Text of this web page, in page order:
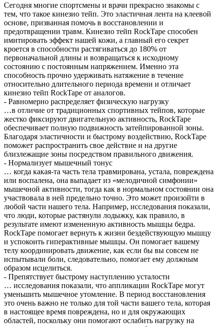
Сегодня многие спортсмены и врачи прекрасно знакомы с
тем, что такое кинезио тейп. Это эластичная лента на клеевой
основе, призванная помочь в восстановлении и
предотвращении травм. Кинезио тейп RockTape способен
имитировать эффект нашей кожи, а главный его секрет
кроется в способности растягиваться до 180% от
первоначальной длины и возвращаться к исходному
состоянию с постоянным напряжением. Именно эта
способность прочно удерживать натяжение в течение
относительно длительного периода времени и отличает
кинезио тейп RockTape от аналогов.
- Равномерно распределяет физическую нагрузку
…в отличие от традиционных спортивных тейпов, которые
жестко фиксируют двигательную активность, RockTape
обеспечивает полную подвижность затейпированной зоны.
Благодаря эластичности и быстрому воздействию, RockTape
поможет распространить свое действие и на другие
близлежащие зоны посредством правильного движения.
- Нормализует мышечный тонус
… когда какая-та часть тела травмирована, устала, повреждена
или воспалена, она выпадает из «мелодичной симфонии»
мышечной активности, тогда как в нормальном состоянии она
участвовала в ней предельно точно. Это может произойти в
любой части нашего тела. Например, исследования показали,
что люди, которые растянули лодыжку, как правило, в
результате имеют измененную активность мышцы бедра.
RockTape помогает вернуть к жизни бездействующую мышцу
и успокоить гиперактивные мышцы. Он помогает вашему
телу координировать движение, как если бы вы совсем не
испытывали боли, следовательно, помогает ему должным
образом исцелиться.
- Препятствует быстрому наступлению усталости
… исследования показали, что аппликации RockTape могут
уменьшить мышечное утомление. В период восстановления
это очень важно не только для той части вашего тела, которая
в настоящее время повреждена, но и для окружающих
областей, поскольку они помогают ослабить нагрузку на